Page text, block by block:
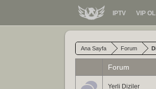
IPTV VIP OL
Ana Sayfa Forum
Forum
Yerli Diziler